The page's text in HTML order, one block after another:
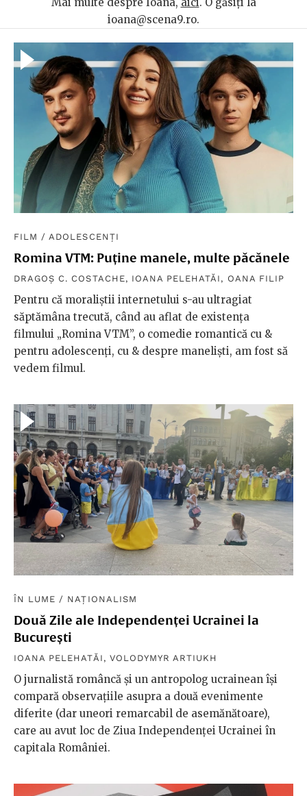
ioana@scena9.ro.
FILM /ADOLESCENȚI
Romina VTM: Puține manele, multe păcănele
DRAGOȘ C. COSTACHE, IOANA PELEHATĂI , OANA FILIP
Pentru că moraliștii internetului s-au ultragiat
săptămâna trecută, când au aflat de existența
filmului „Romina VTM”, o comedie romantică cu &
pentru adolescenți, cu & despre maneliști, am fost să
vedem filmul.
ÎN LUME / NAȚIONALISM
Două Zile ale Independenței Ucrainei la
București
IOANA PELEHATĂI , VOLODYMYR ARTIUKH
O jurnalistă româncă și un antropolog ucrainean își
compară observațiile asupra a două evenimente
diferite (dar uneori remarcabil de asemănătoare),
care au avut loc de Ziua Independenței Ucrainei în
capitala României.